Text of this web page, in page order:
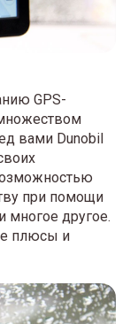
GPS-
вами Dunobil
при помощи
многое другое.
плюсы и